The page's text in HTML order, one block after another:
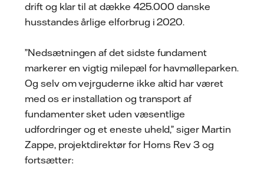
drift og klar til at dække 425.000 danske
husstandes årlige elforbrug i 2020.
”Nedsætningen af det sidste fundament
markerer en vigtig milepæl for havmølleparken.
Og selv om vejrguderne ikke altid har været
med os er installation og transport af
fundamenter sket uden væsentlige
udfordringer og et eneste uheld,” siger Martin
Zappe, projektdirektør for Horns Rev 3 og
fortsætter: